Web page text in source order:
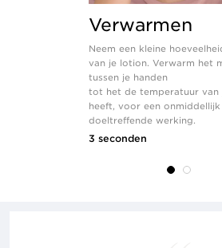
Verwarmen
Neem een kleine
van je lotion. Verwarm het
tussen je handen
tot het de temperatuur van
heeft, voor een onmiddellijk
doeltreffende werking.
3 seconden